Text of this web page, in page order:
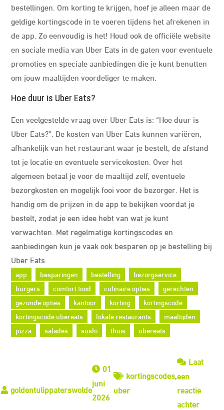
bestellingen. Om korting te krijgen, hoef je alleen maar de
geldige kortingscode in te voeren tijdens het afrekenen in
de app. Zo eenvoudig is het! Houd ook de officiële website
en sociale media van Uber Eats in de gaten voor eventuele
promoties en speciale aanbiedingen die je kunt benutten
om jouw maaltijden voordeliger te maken.
Hoe duur is Uber Eats?
Een veelgestelde vraag over Uber Eats is: “Hoe duur is
Uber Eats?”. De kosten van Uber Eats kunnen variëren,
afhankelijk van het restaurant waar je bestelt, de afstand
tot je locatie en eventuele servicekosten. Over het
algemeen betaal je voor de maaltijd zelf, eventuele
bezorgkosten en mogelijk fooi voor de bezorger. Het is
handig om de prijzen in de app te bekijken voordat je
bestelt, zodat je een idee hebt van wat je kunt
verwachten. Met regelmatige kortingscodes en
aanbiedingen kun je vaak ook besparen op je bestelling bij
Uber Eats.
app besparingen bestelling
bezorgservice
burgers
comfort food culinaire opties
gerechten
gezonde opties
kantoor korting
kortingscode
kortingscode ubereats
lokale restaurants
maaltijden
pizza
salades sushi thuis ubereats
01
juni
2026
kortingscodes,
uber
Laat
een
reactie
achterop